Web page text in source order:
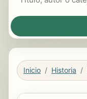
Inicio Historia